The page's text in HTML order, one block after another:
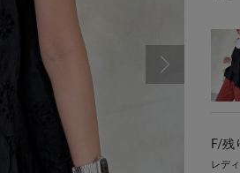
F/残
レデ